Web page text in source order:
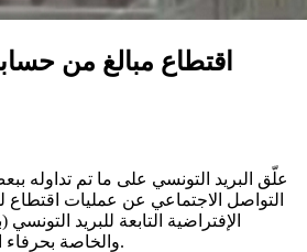
اقتطاع مبالغ من
علّق البريد التونسي على ما تم تداوله
التواصل الاجتماعي عن عمليات اقتطاع
الإفتراضية التابعة للبريد
والخاصة بحرفاء الوكالة الفنية للنقل البري.